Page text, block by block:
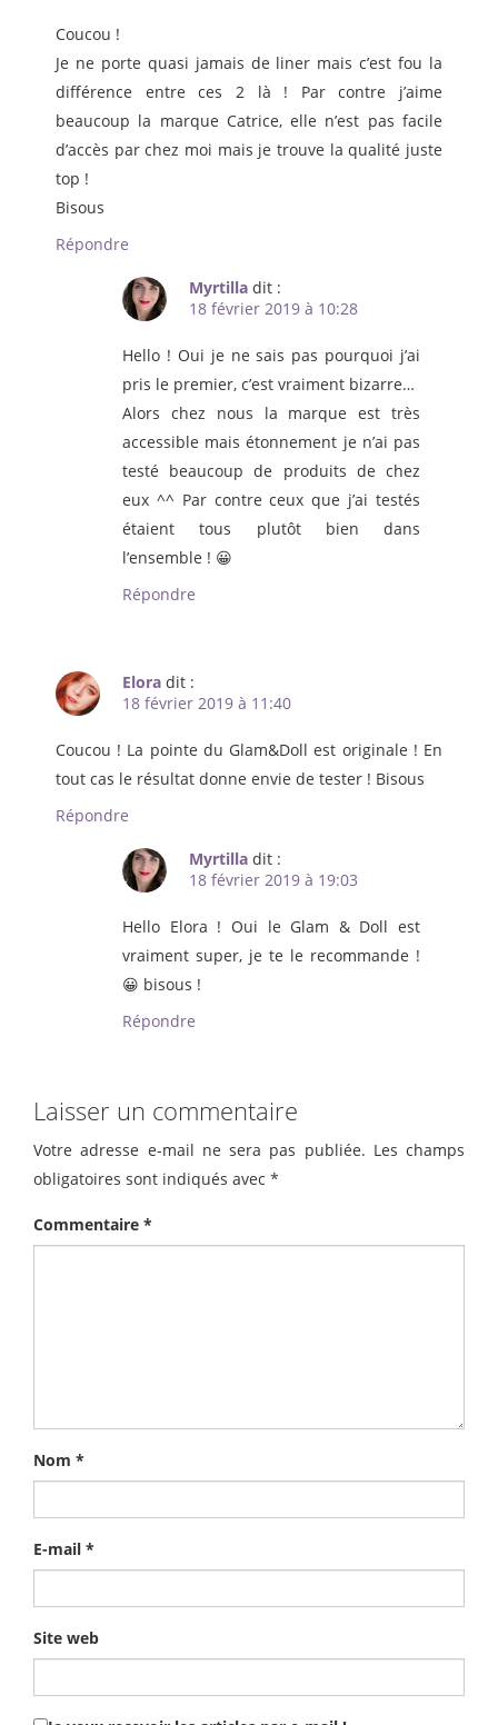
Coucou !
Je ne porte quasi jamais de liner mais c’est fou la
différence entre ces 2 là ! Par contre j’aime
beaucoup la marque Catrice, elle n’est pas facile
d’accès par chez moi mais je trouve la qualité juste
top !
Bisous
Répondre
Myrtilla dit :
18 février 2019 à 10:28
Hello ! Oui je ne sais pas pourquoi j’ai
pris le premier, c’est vraiment bizarre…
Alors chez nous la marque est très
accessible mais étonnement je n’ai pas
testé beaucoup de produits de chez
eux ^^ Par contre ceux que j’ai testés
étaient tous plutôt bien dans
l’ensemble ! 😀
Répondre
Elora dit :
18 février 2019 à 11:40
Coucou ! La pointe du Glam&Doll est originale ! En
tout cas le résultat donne envie de tester ! Bisous
Répondre
Myrtilla dit :
18 février 2019 à 19:03
Hello Elora ! Oui le Glam & Doll est
vraiment super, je te le recommande !
😀 bisous !
Répondre
Laisser un commentaire
Votre adresse e-mail ne sera pas publiée. Les champs
obligatoires sont indiqués avec *
Commentaire *
Nom *
E-mail *
Site web